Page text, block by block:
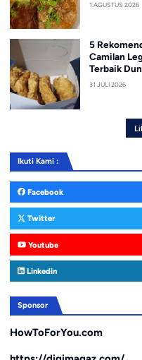
1 AGUSTUS 2026
5
Camilan
Terbaik
31 JULI 2026
Ikuti Kami :
Facebook
Twitter
Youtube
Linkedin
Sponsor
HowToForYou.com